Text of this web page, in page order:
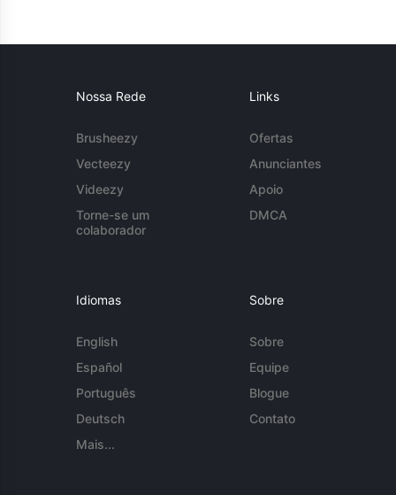
Nossa Rede
Brusheezy
Vecteezy
Videezy
Torne-se um
colaborador
Links
Ofertas
Anunciantes
Apoio
DMCA
Idiomas
English
Español
Português
Deutsch
Mais...
Sobre
Sobre
Equipe
Blogue
Contato